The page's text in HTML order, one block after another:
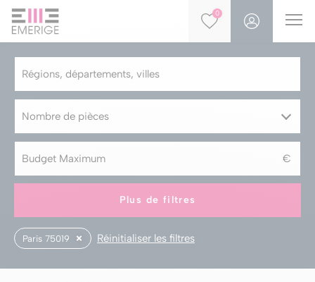
0
Nombre de pièces
Plus de filtres
Paris 75019 Réinitialiser les filtres